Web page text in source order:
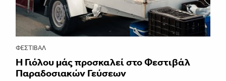
ΦΕΣΤΙΒΑΛ
Η Γιόλου μάς προσκαλεί στο Φεστιβάλ
Παραδοσιακών Γεύσεων